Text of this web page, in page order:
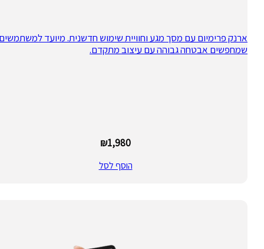
ארנק פרימיום עם מסך מגע וחוויית שימוש חדשנית. מיועד למשתמשים
שמחפשים אבטחה גבוהה עם עיצוב מתקדם.
₪1,980
הוסף לסל